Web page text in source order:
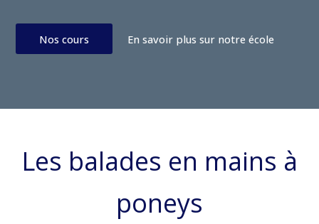
Nos cours En savoir plus sur notre école
Les balades en mains à
poneys